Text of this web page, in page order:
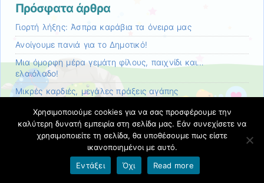
Πρόσφατα άρθρα
Γιορτή λήξης: Άσπρα καράβια τα όνειρα μας
Ανοίγουμε πανιά για το Δημοτικό!
Mια όμορφη μέρα γεμάτη φίλους, παιχνίδι και…
ελαιόλαδο!
Μικρές καρδιές, μεγάλες πράξεις αγάπης
Βζζζ… οι μέλισσες ήρθαν στο νηπιαγωγείο μας!
Χρησιμοποιούμε cookies για να σας προσφέρουμε την
καλύτερη δυνατή εμπειρία στη σελίδα μας. Εάν συνεχίσετε να
χρησιμοποιείτε τη σελίδα, θα υποθέσουμε πως είστε
ικανοποιημένοι με αυτό.
Εντάξει
Όχι Read more